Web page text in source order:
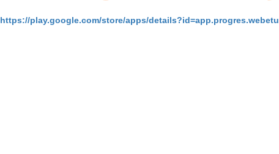
https://play.google.com/store/apps/details?id=app.progres.webetu